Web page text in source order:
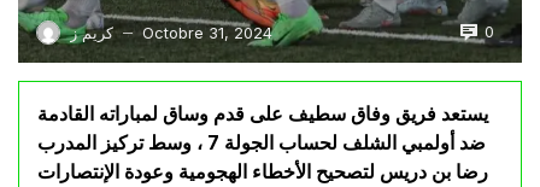
كريم ز — Octobre 31, 2024 0
يستعد فريق وفاق سطيف على قدم وساق لمباراته القادمة
ضد أولمبي الشلف لحساب الجولة 7 ، وسط تركيز المدرب
رضا بن دريس لتصحيح الأخطاء الهجومية وعودة الإنتصارات